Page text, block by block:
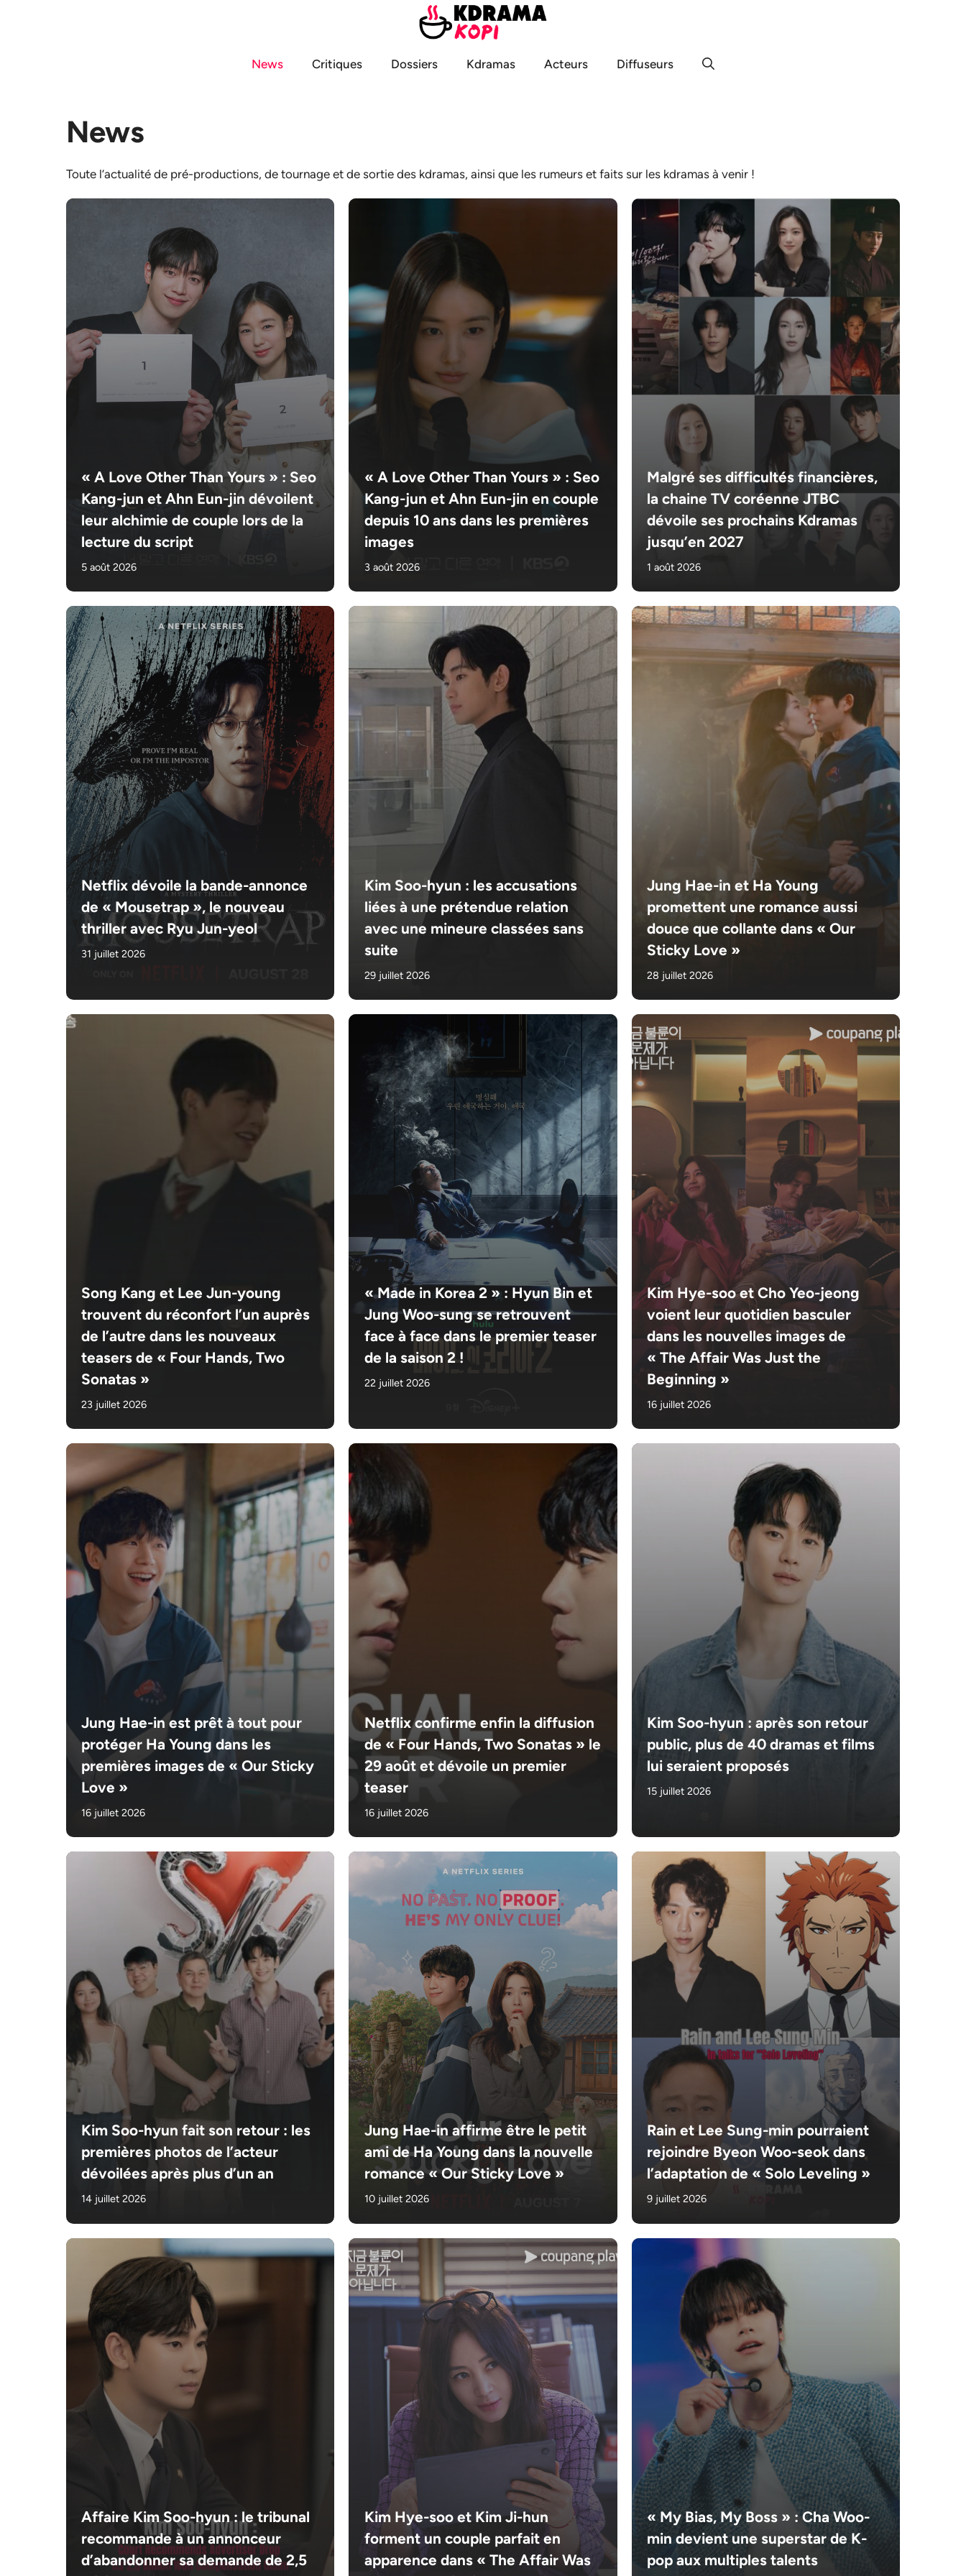
News
Critiques Dossiers Kdramas Acteurs Diffuseurs
News
Toute l’actualité de pré-productions, de tournage et de sortie des kdramas, ainsi que les rumeurs et faits sur les kdramas à venir !
« A Love Other Than Yours » : Seo
Kang-jun et Ahn Eun-jin dévoilent
leur alchimie de couple lors de la
lecture du script
5 août 2026
« A Love Other Than Yours » : Seo
Kang-jun et Ahn Eun-jin en couple
depuis 10 ans dans les premières
images
3 août 2026
Malgré ses difficultés financières,
la chaine TV coréenne JTBC
dévoile ses prochains Kdramas
jusqu’en 2027
1 août 2026
Netflix dévoile la bande-annonce
de « Mousetrap », le nouveau
thriller avec Ryu Jun-yeol
31 juillet 2026
Kim Soo-hyun : les accusations
liées à une prétendue relation
avec une mineure classées sans
suite
29 juillet 2026
Jung Hae-in et Ha Young
promettent une romance aussi
douce que collante dans « Our
Sticky Love »
28 juillet 2026
Song Kang et Lee Jun-young
trouvent du réconfort l’un auprès
de l’autre dans les nouveaux
teasers de « Four Hands, Two
Sonatas »
23 juillet 2026
« Made in Korea 2 » : Hyun Bin et
Jung Woo-sung se retrouvent
face à face dans le premier teaser
de la saison 2 !
22 juillet 2026
Kim Hye-soo et Cho Yeo-jeong
voient leur quotidien basculer
dans les nouvelles images de
« The Affair Was Just the
Beginning »
16 juillet 2026
Jung Hae-in est prêt à tout pour
protéger Ha Young dans les
premières images de « Our Sticky
Love »
16 juillet 2026
Netflix confirme enfin la diffusion
de « Four Hands, Two Sonatas » le
29 août et dévoile un premier
teaser
16 juillet 2026
Kim Soo-hyun : après son retour
public, plus de 40 dramas et films
lui seraient proposés
15 juillet 2026
Kim Soo-hyun fait son retour : les
premières photos de l’acteur
dévoilées après plus d’un an
14 juillet 2026
Jung Hae-in affirme être le petit
ami de Ha Young dans la nouvelle
romance « Our Sticky Love »
10 juillet 2026
Rain et Lee Sung-min pourraient
rejoindre Byeon Woo-seok dans
l’adaptation de « Solo Leveling »
9 juillet 2026
Affaire Kim Soo-hyun : le tribunal
recommande à un annonceur
d’abandonner sa demande de 2,5
Kim Hye-soo et Kim Ji-hun
forment un couple parfait en
apparence dans « The Affair Was
« My Bias, My Boss » : Cha Woo-
min devient une superstar de K-
pop aux multiples talents